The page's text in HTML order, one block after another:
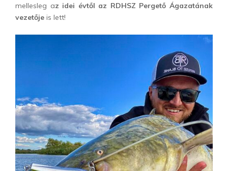
mellesleg az idei évtől az RDHSZ Pergető Ágazatának
vezetője is lett!